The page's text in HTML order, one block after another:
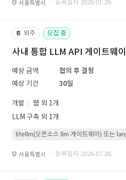
서울특별시 · 등록일자 2026.01.26.
📔 외주 모집 중
사내 통합 LLM API 게이트웨
예상 금액
협의 후 결정
예상 기간
30일
개발
웹 외 1개
LLM 구축 외 1개
litellm(오픈소스 llm 게이트웨이) 또는
서울특별시 · 등록일자 2026.07.28.